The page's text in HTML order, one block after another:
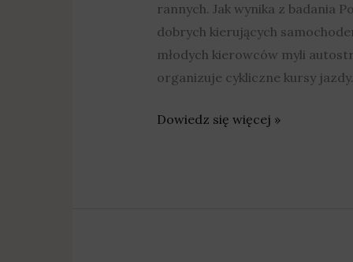
rannych. Jak wynika z badania
dobrych kierujących
młodych kierowców myli
organizuje cykliczne kursy jazdy.
Dowiedz się więcej »